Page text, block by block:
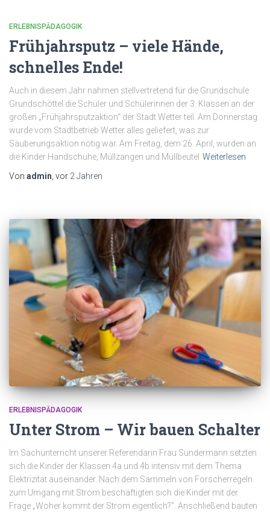
ERLEBNISPÄDAGOGIK
Frühjahrsputz – viele Hände,
schnelles Ende!
Auch in diesem Jahr nahmen stellvertretend für die Grundschule
Grundschöttel die Schüler und Schülerinnen der 3. Klassen an der
großen „Frühjahrsputzaktion“ der Stadt Wetter teil. Am Donnerstag
wurde vom Stadtbetrieb Wetter alles geliefert, was zur
Säuberungsaktion nötig war. Am Freitag, dem 26. April, wurden an
die Kinder Handschuhe, Müllzangen und Müllbeutel Weiterlesen
Von admin , vor 2 Jahren
ERLEBNISPÄDAGOGIK
Unter Strom – Wir bauen Schalter
Im Sachunterricht unserer Referendarin Frau Sundermann setzten
sich die Kinder der Klassen 4a und 4b intensiv mit dem Thema
Elektrizität auseinander. Nach dem Sammeln von Forscherregeln
zum Umgang mit Strom beschäftigten sich die Kinder mit der
Frage „Woher kommt der Strom eigentlich?“. Anschließend bauten